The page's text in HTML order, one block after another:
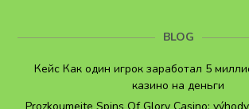
BLOG
Кейс Как один игрок заработал 5
казино на деньги